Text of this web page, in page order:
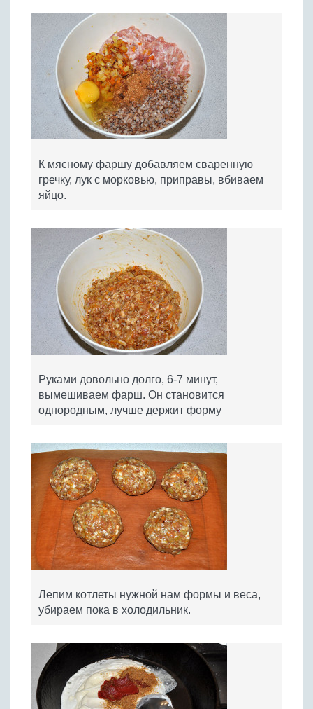
К мясному фаршу добавляем сваренную
гречку, лук с морковью, приправы, вбиваем
яйцо.
Руками довольно долго, 6-7 минут,
вымешиваем фарш. Он становится
однородным, лучше держит форму
Лепим котлеты нужной нам формы и веса,
убираем пока в холодильник.